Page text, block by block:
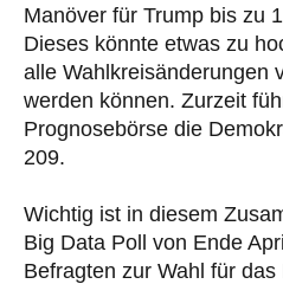
Manöver für Trump bis zu
Dieses könnte etwas zu
alle Wahlkreisänderungen
werden können. Zurzeit
Prognosebörse die
209.
Wichtig ist in diesem
Big Data Poll von Ende
Befragten zur Wahl für